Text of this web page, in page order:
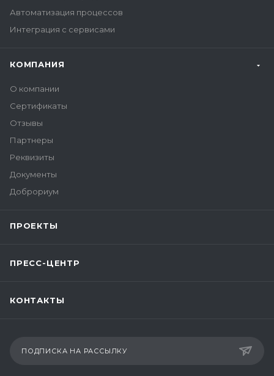
Автоматизация процессов
Интеграция с сервисами
КОМПАНИЯ
О компании
Сертификаты
Отзывы
Партнеры
Реквизиты
Документы
Доброриум
ПРОЕКТЫ
ПРЕСС-ЦЕНТР
КОНТАКТЫ
ПОДПИСКА НА РАССЫЛКУ